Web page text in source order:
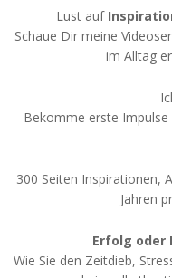
Lust auf
Schaue Dir meine
im Alltag
Bekomme erste
300 Seiten Inspirationen,
Jahren
Erfolg oder
Wie Sie den Zeitdieb,